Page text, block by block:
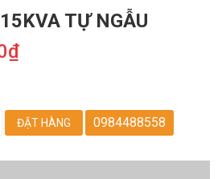
TỰ NGẪU
ĐẶT HÀNG 0984488558